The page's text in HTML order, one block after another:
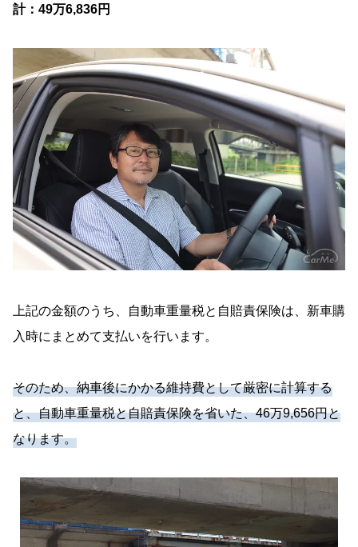
計：49万6,836円
上記の金額のうち、自動車重量税と自賠責保険は、新車購
入時にまとめて支払いを行います。
そのため、納車後にかかる維持費として厳密に計算する
と、自動車重量税と自賠責保険を省いた、46万9,656円と
なります。